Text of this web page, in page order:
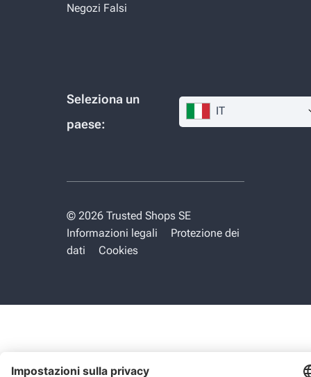
Negozi Falsi
Seleziona un
paese:
IT
© 2026 Trusted Shops SE
Informazioni legali
Protezione dei
dati
Cookies